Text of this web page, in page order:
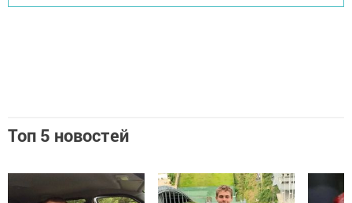
Топ 5 новостей